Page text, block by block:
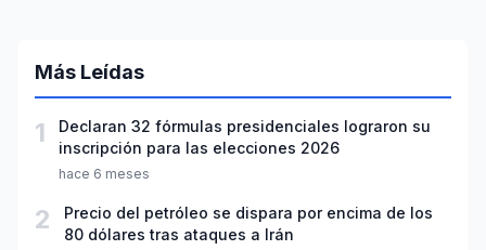
Más Leídas
1
Declaran 32 fórmulas presidenciales lograron su
inscripción para las elecciones 2026
hace 6 meses
2
Precio del petróleo se dispara por encima de los
80 dólares tras ataques a Irán